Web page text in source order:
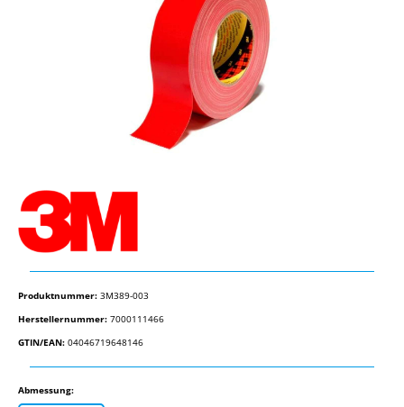
Produktnummer: 3M389-003
Herstellernummer: 7000111466
GTIN/EAN: 04046719648146
Abmessung:auswählen